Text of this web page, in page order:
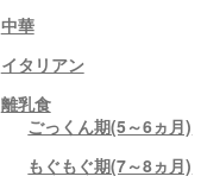
中華
イタリアン
離乳食
ごっくん期(5～6ヵ月)
もぐもぐ期(7～8ヵ月)